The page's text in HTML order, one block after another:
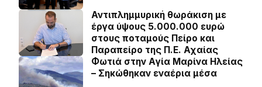
Αντιπλημμυρική θωράκιση με
έργα ύψους 5.000.000 ευρώ
στους ποταμούς Πείρο και
Παραπείρο της Π.Ε. Αχαίας
Φωτιά στην Aγία Μαρίνα Ηλείας
– Σηκώθηκαν εναέρια μέσα